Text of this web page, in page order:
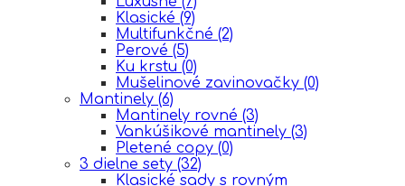
Klasické (9)
Multifunkčné (2)
Perové (5)
Ku krstu (0)
Mušelinové zavinovačky (0)
Mantinely (6)
Mantinely rovné (3)
Vankúšikové mantinely (3)
Pletené copy (0)
3 dielne sety (32)
Klasické sady s rovným